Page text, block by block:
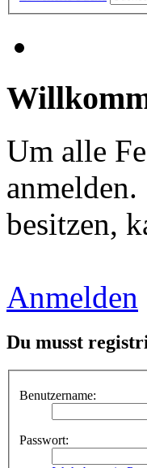
Um alle
besitzen,
Anmelden
Du musst
Benutzername:
Passwort: